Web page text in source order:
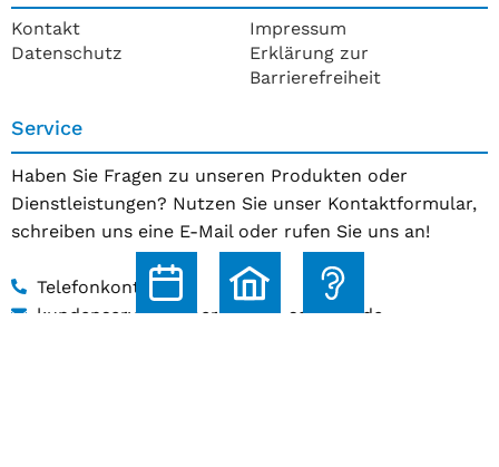
Kontakt
Datenschutz
Impressum
Erklärung zur
Barrierefreiheit
Service
Haben Sie Fragen zu unseren Produkten oder
Dienstleistungen? Nutzen Sie unser Kontaktformular,
schreiben uns eine E-Mail oder rufen Sie uns an!
Telefonkontakt
kundenservice@hoerakustik-schmitz.de